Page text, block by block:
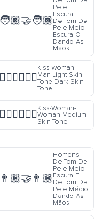
🧑🏿‍🤝‍🧑🏾
Pele
Escura E
De Tom De
Pele Meio
Escura O
Dando As
Mãos
👩🏻‍❤️‍💋‍👨🏿
Kiss-Woman-
Man-Light-Skin-
Tone-Dark-Skin-
Tone
👩🏽‍❤️‍💋‍👩🏽
Kiss-Woman-
Woman-Medium-
Skin-Tone
👨🏾‍🤝‍👨🏽
Homens
De Tom De
Pele Meio
Escura E
De Tom De
Pele Médio
Dando As
Mãos